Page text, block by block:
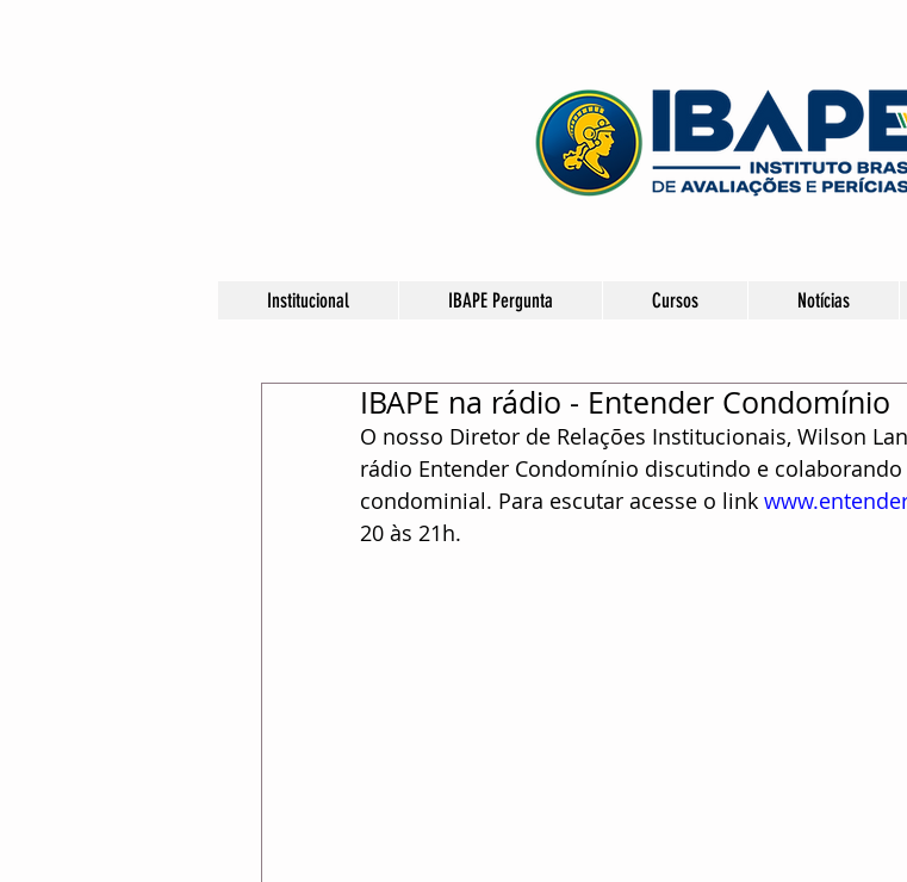
Institucional IBAPE Pergunta Cursos Notícias
IBAPE na rádio - Entender Condomínio
O nosso Diretor de Relações Institucionais, Wilson
rádio Entender Condomínio discutindo e
condominial. Para escutar acesse o link
20 às 21h.